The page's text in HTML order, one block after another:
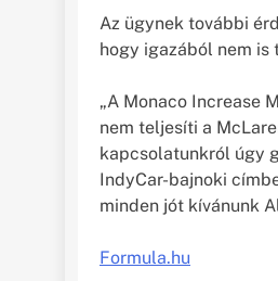
Az ügynek további
hogy igazából nem
„A Monaco Increase
nem teljesíti a
kapcsolatunkról úgy
IndyCar-bajnoki
minden jót kívánunk
Formula.hu